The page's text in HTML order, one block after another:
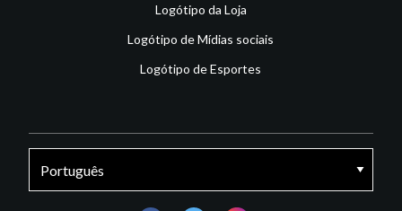
Logótipo da Loja
Logótipo de Mídias sociais
Logótipo de Esportes